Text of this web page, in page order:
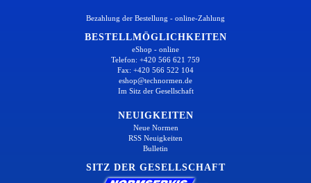
Bezahlung der Bestellung - online-Zahlung
BESTELLMÖGLICHKEITEN
eShop - online
Telefon: +420 566 621 759
Fax: +420 566 522 104
eshop@technormen.de
Im Sitz der Gesellschaft
NEUIGKEITEN
Neue Normen
RSS Neuigkeiten
Bulletin
SITZ DER GESELLSCHAFT